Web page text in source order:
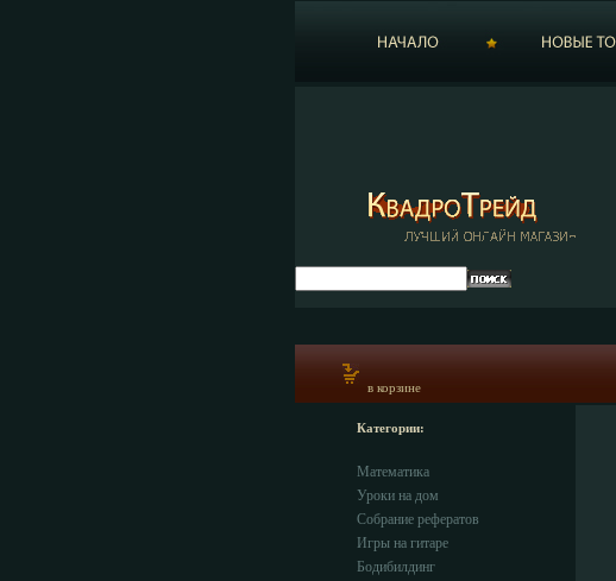
в корзине
Категории:
Математика
Уроки на дом
Собрание рефератов
Игры на гитаре
Бодибилдинг